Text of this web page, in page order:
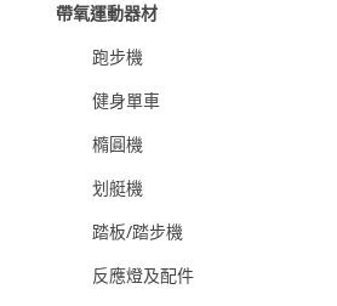
帶氧運動器材
跑步機
健身單車
橢圓機
划艇機
踏板/踏步機
反應燈及配件